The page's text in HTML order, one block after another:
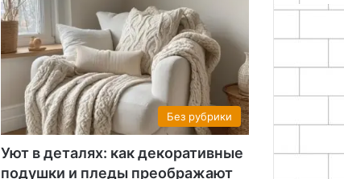
Без рубрики
Уют в деталях: как декоративные
подушки и пледы преображают